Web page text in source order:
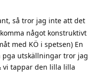
så tror jag inte att det
något konstruktivt
med KÖ i spetsen) En
pga utskällningar tror jag
vi tappar den lilla lilla